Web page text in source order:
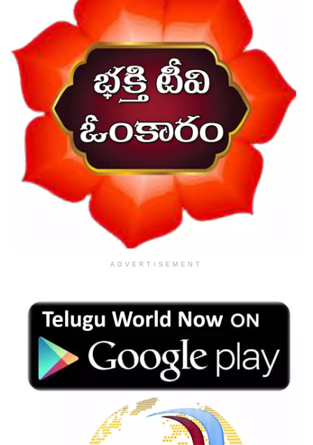
ADVERTISEMENT